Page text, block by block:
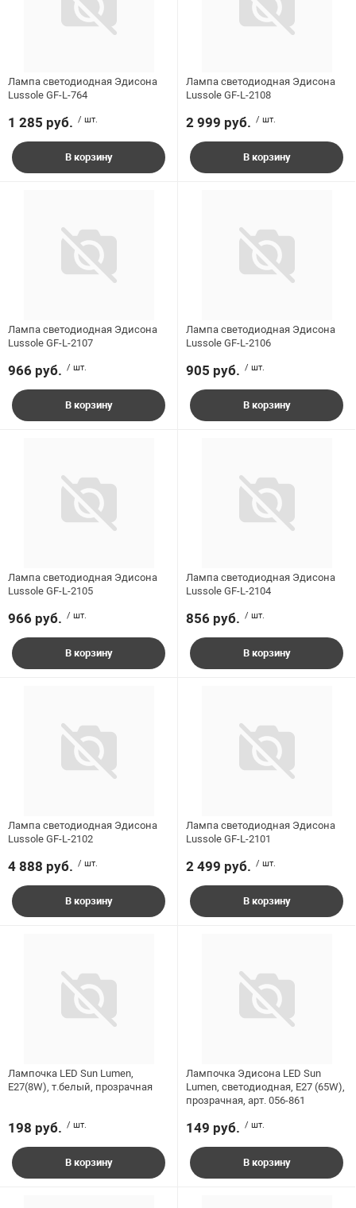
Лампа светодиодная Эдисона
Lussole GF-L-764
1 285 руб. / шт.
В корзину
Лампа светодиодная Эдисона
Lussole GF-L-2108
2 999 руб. / шт.
В корзину
Лампа светодиодная Эдисона
Lussole GF-L-2107
966 руб. / шт.
В корзину
Лампа светодиодная Эдисона
Lussole GF-L-2106
905 руб. / шт.
В корзину
Лампа светодиодная Эдисона
Lussole GF-L-2105
966 руб. / шт.
В корзину
Лампа светодиодная Эдисона
Lussole GF-L-2104
856 руб. / шт.
В корзину
Лампа светодиодная Эдисона
Lussole GF-L-2102
4 888 руб. / шт.
В корзину
Лампа светодиодная Эдисона
Lussole GF-L-2101
2 499 руб. / шт.
В корзину
Лампочка LED Sun Lumen,
E27(8W), т.белый, прозрачная
198 руб. / шт.
В корзину
Лампочка Эдисона LED Sun
Lumen, светодиодная, E27 (65W),
прозрачная, арт. 056-861
149 руб. / шт.
В корзину